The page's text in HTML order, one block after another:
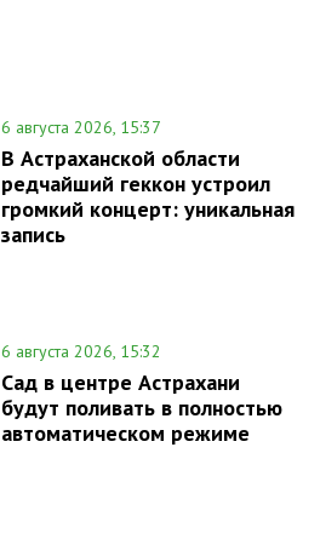
6 августа 2026, 15:37
В Астраханской области
редчайший геккон устроил
громкий концерт: уникальная
запись
6 августа 2026, 15:32
Сад в центре Астрахани
будут поливать в полностью
автоматическом режиме